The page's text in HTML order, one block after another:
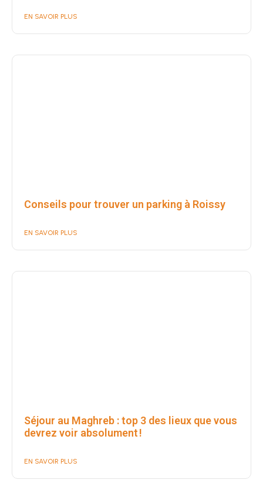
EN SAVOIR PLUS
Conseils pour trouver un parking à Roissy
EN SAVOIR PLUS
Séjour au Maghreb : top 3 des lieux que vous
devrez voir absolument !
EN SAVOIR PLUS